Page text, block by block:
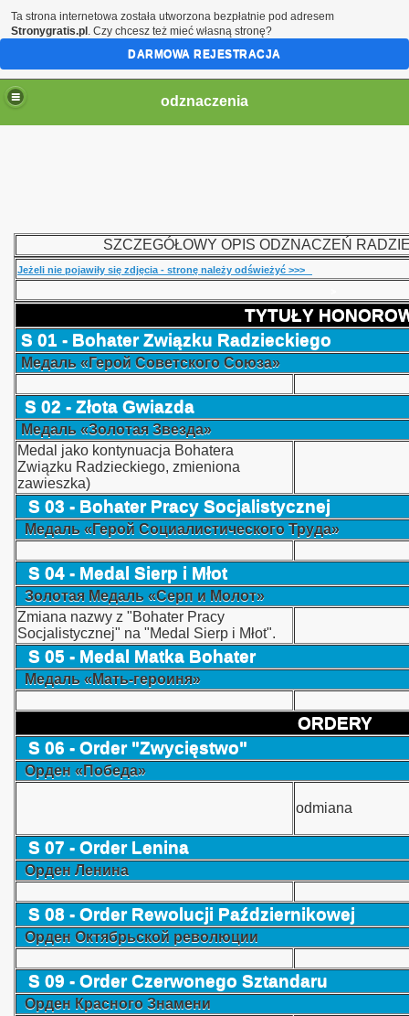
odznaczenia
SZCZEGÓŁOWY OPIS ODZNACZEŃ
Jeżeli nie pojawiły się zdjęcia - stronę należy odświeżyć >>>
TYTUŁY
S 01 - Bohater Związku Radzieckiego
Медаль « Герой Советского Союза»
S 02 - Złota Gwiazda
Медаль «Золотая Звезда»
Medal jako kontynuacja Bohatera
Związku Radzieckiego, zmieniona
zawieszka)
S 03 - Bohater Pracy Socjalistycznej
Медаль « Герой Социалистического Труда»
S 04 - Medal Sierp i Młot
Золотая Медаль «Серп и Молот»
Zmiana nazwy z "Bohater Pracy
Socjalistycznej" na "Medal Sierp i Młot".
S 05 - Medal Matka Bohater
Медаль «Мать-героиня»
ORDERY
S 06 - Order "Zwycięstwo"
Орден «Победа»
odmiana
S 07 - Order Lenina
Орден Ленина
S 08 - Order Rewolucji Październikowej
Орден Октябрьской революции
S 09 - Order Czerwonego Sztandaru
Орден Красного Знамени
Polski
itp.
Ta strona internetowa została utworzona bezpłatnie pod adresem
Stronygratis.pl . Czy chcesz też mieć własną stronę?
DARMOWA REJESTRACJA